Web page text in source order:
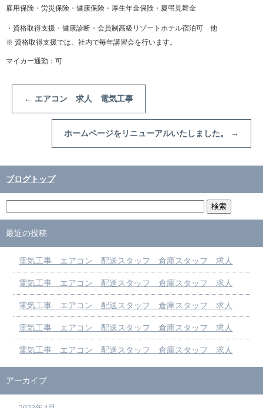
雇用保険・労災保険・健康保険・厚生年金保険・慶弔見舞金
・資格取得支援・健康診断・会員制高級リゾートホテル宿泊可 他
※ 資格取得支援では、社内で毎年講習会を行います。
マイカー通勤：可
← エアコン 求人 電気工事
ホームページをリニューアルいたしました。 →
ブログトップ
最近の投稿
電気工事 エアコン 配送スタッフ 倉庫スタッフ 求人
電気工事 エアコン 配送スタッフ 倉庫スタッフ 求人
電気工事 エアコン 配送スタッフ 倉庫スタッフ 求人
電気工事 エアコン 配送スタッフ 倉庫スタッフ 求人
電気工事 エアコン 配送スタッフ 倉庫スタッフ 求人
アーカイブ